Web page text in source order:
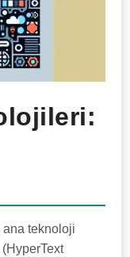
ana teknoloji